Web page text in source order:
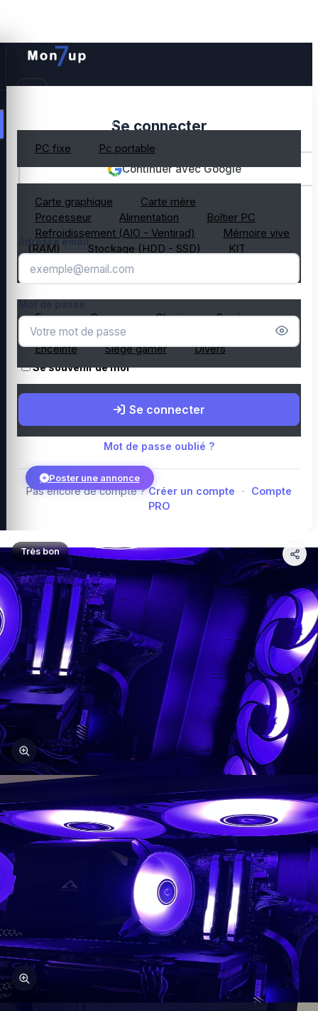
PC gamer occasion
PC fixe Pc portable
Composant PC occasion
Carte graphique
Carte mère
Processeur
Alimentation
Boîtier PC
Refroidissement (AIO - Ventirad)
Mémoire vive
(RAM)
Stockage (HDD - SSD)
KIT
composant PC gamer
Ecran Casque Clavier
Souris
Microphone
Webcam
Enceinte
Siège gamer Divers
Top PC gamer : Intel / AMD
Composants PC gamer
Poster une annonce
Connexion
Se connecter
Continuer avec Google
OU
Adresse email
Se souvenir de moi
Se connecter
Mot de passe oublié ?
Pas encore de compte ? Créer un compte ·
Compte
PRO
Très bon